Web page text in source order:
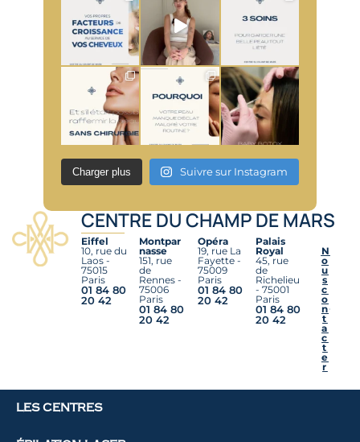
Charger plus Suivre sur Instagram
CENTRE DU CHAMP DE MARS
Eiffel
10, rue du
Laos -
75015
Paris
01 84 80
20 42
Montpar
nasse
151, rue
de
Rennes -
75006
Paris
01 84 80
20 42
Opéra
19, rue La
Fayette -
75009
Paris
01 84 80
20 42
Palais
Royal
45, rue
de
Richelieu
- 75001
Paris
01 84 80
20 42
N
o
u
s
c
o
n
t
a
c
t
e
r
LES CENTRES